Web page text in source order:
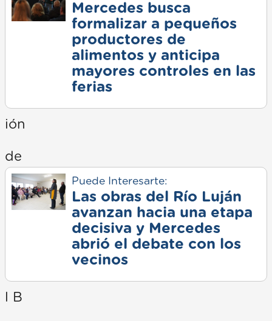
Mercedes busca
formalizar a pequeños
productores de
alimentos y anticipa
mayores controles en las
ferias
ión
de
Puede Interesarte:
Las obras del Río Luján
avanzan hacia una etapa
decisiva y Mercedes
abrió el debate con los
vecinos
l B